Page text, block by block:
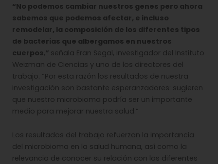
“No podemos cambiar nuestros genes pero ahora
sabemos que podemos afectar, e incluso
remodelar, la composición de los diferentes tipos
de bacterias que albergamos en nuestros
cuerpos,” señala Eran Segal, investigador del Instituto
Weizman de Ciencias y uno de los directores del
trabajo. “Por esta razón los resultados de nuestra
investigación son bastante esperanzadores: sugieren
que nuestro microbioma podría ser un importante
medio para mejorar nuestra salud.”
Los resultados del trabajo refuerzan la importancia
del microbioma en la salud humana, así como la
relevancia de conocer su relación con las diferentes